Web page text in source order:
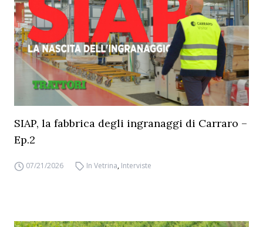
SIAP, la fabbrica degli ingranaggi di Carraro –
Ep.2
07/21/2026 In Vetrina, Interviste